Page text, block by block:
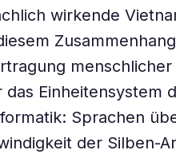
wirkende
Einheitensystem
Sprachen
der Silben-